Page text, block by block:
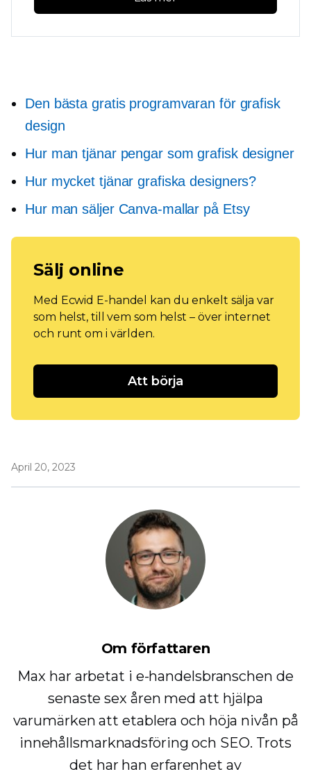
Den bästa gratis programvaran för grafisk
design
Hur man tjänar pengar som grafisk designer
Hur mycket tjänar grafiska designers?
Hur man säljer Canva-mallar på Etsy
Sälj online
Med Ecwid E-handel kan du enkelt sälja var
som helst, till vem som helst – över internet
och runt om i världen.
Att börja
April 20, 2023
Om författaren
Max har arbetat i e-handelsbranschen de
senaste sex åren med att hjälpa
varumärken att etablera och höja nivån på
innehållsmarknadsföring och SEO. Trots
det har han erfarenhet av